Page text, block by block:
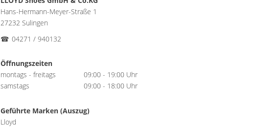
Hans-Hermann-Meyer-Straße 1
27232 Sulingen
☎ 04271 / 940132
Öffnungszeiten
montags - freitags
09:00 - 19:00 Uhr
samstags
09:00 - 18:00 Uhr
Geführte Marken (Auszug)
Lloyd